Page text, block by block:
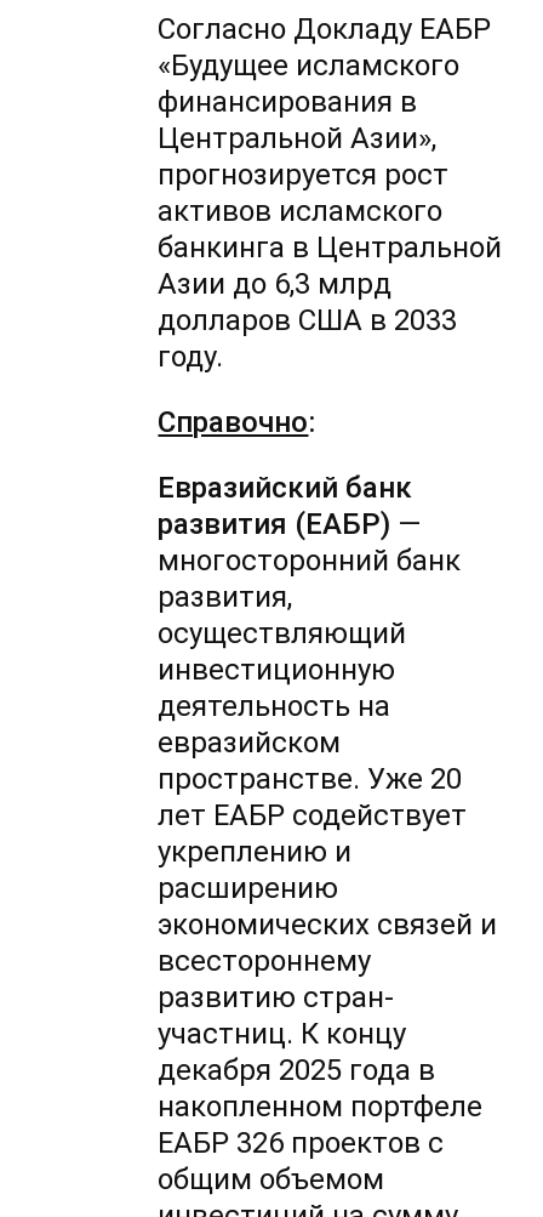
Согласно Докладу ЕАБР
«Будущее исламского
финансирования в
Центральной Азии»,
прогнозируется рост
активов исламского
банкинга в Центральной
Азии до 6,3 млрд
долларов США в 2033
году.
Справочно:
Евразийский банк
развития (ЕАБР) —
многосторонний банк
развития,
осуществляющий
инвестиционную
деятельность на
евразийском
пространстве. Уже 20
лет ЕАБР содействует
укреплению и
расширению
экономических связей и
всестороннему
развитию стран-
участниц. К концу
декабря 2025 года в
накопленном портфеле
ЕАБР 326 проектов с
общим объемом